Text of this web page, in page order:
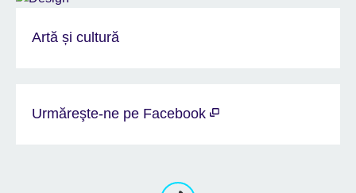
Artă și cultură
Urmăreşte-ne pe Facebook